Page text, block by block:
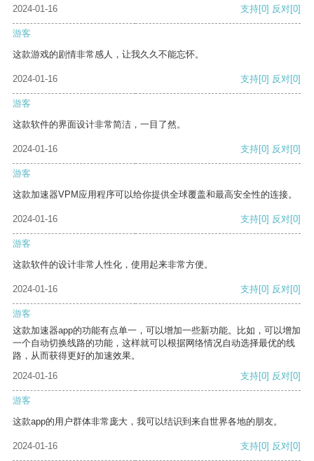
2024-01-16
支持[0] 反对[0]
游客
这款游戏的剧情非常感人，让我久久不能忘怀。
2024-01-16 支持[0] 反对[0]
游客
这款软件的界面设计非常简洁，一目了然。
2024-01-16 支持[0] 反对[0]
游客
这款加速器VPM应用程序可以给你提供全球覆盖和最高安全性的连接。
2024-01-16 支持[0] 反对[0]
游客
这款软件的设计非常人性化，使用起来非常方便。
2024-01-16 支持[0] 反对[0]
游客
这款加速器app的功能有点单一，可以增加一些新功能。比如，可以增加
一个自动切换线路的功能，这样就可以根据网络情况自动选择最优的线
路，从而获得更好的加速效果。
2024-01-16
支持[0] 反对[0]
游客
这款app的用户群体非常庞大，我可以结识到来自世界各地的朋友。
2024-01-16 支持[0] 反对[0]